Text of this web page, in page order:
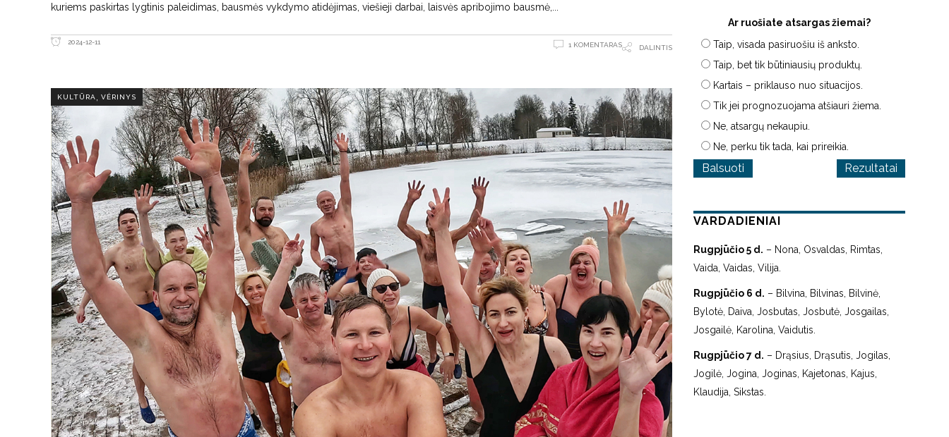
kuriems paskirtas lygtinis paleidimas, bausmės vykdymo atidėjimas, viešieji darbai, laisvės apribojimo bausmė,
2024-12-11 1 KOMENTARAS DALINTIS
KULTŪRA VĖRINYS
Ar ruošiate atsargas žiemai?
Taip, visada pasiruošiu iš anksto.
Taip, bet tik būtiniausių produktų.
Kartais – priklauso nuo situacijos.
Tik jei prognozuojama atšiauri žiema.
Ne, atsargų nekaupiu.
Ne, perku tik tada, kai prireikia.
Rezultatai
VARDADIENIAI
Rugpjūčio 5 d. – Nona, Osvaldas, Rimtas,
Vaida, Vaidas, Vilija.
Rugpjūčio 6 d. – Bilvina, Bilvinas, Bilvinė,
Bylotė, Daiva, Josbutas, Josbutė, Josgailas,
Josgailė, Karolina, Vaidutis.
Rugpjūčio 7 d. – Drąsius, Drąsutis, Jogilas,
Jogilė, Jogina, Joginas, Kajetonas, Kajus,
Klaudija, Sikstas.